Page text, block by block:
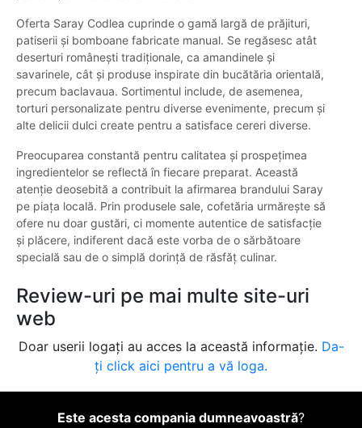
Oferta Saray Codlea cuprinde o gamă largă de prăjituri,
patiserii și bomboane fabricate manual. Se regăsesc atât
deserturi românești tradiționale, ca amandinele și
savarinele, cât și produse inspirate din bucătăria orientală,
precum baclavaua. Sortimentul include, de asemenea,
torturi personalizate pentru diverse evenimente, precum și
alte delicii dulci create pentru a satisface cereri diverse.
Preocuparea constantă pentru calitatea și prospețimea
ingredientelor se reflectă în fiecare preparat. Această
atenție deosebită a contribuit la afirmarea brandului Saray
pe piața locală. Prin produsele sale, cofetăria urmărește să
ofere nu doar gustări, ci momente autentice de satisfacție
și plăcere, indiferent dacă este vorba de o sărbătoare
specială sau de o simplă dorință de răsfăț culinar.
Review-uri pe mai multe site-uri
web
Doar userii logați au acces la această informație. Da-
ți click aici pentru a vă loga.
Este acesta compania dumneavoastră?